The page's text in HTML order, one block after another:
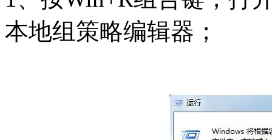
本地组策略编辑器；